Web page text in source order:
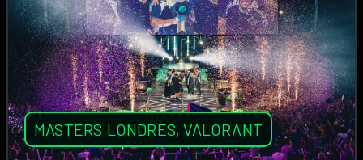
MASTERS LONDRES,VALORANT